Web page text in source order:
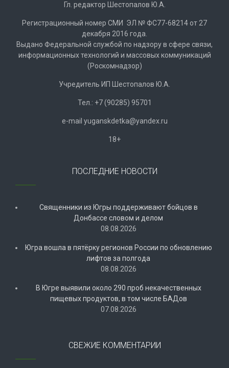
Гл. редактор Шестопалов Ю.А.
Регистрационный номер СМИ ЭЛ № ФС77-68214 от 27
декабря 2016 года.
Выдано Федеральной службой по надзору в сфере связи,
информационных технологий и массовых коммуникаций
(Роскомнадзор)
Учредитель ИП Шестопалов Ю.А.
Тел.: +7 (90285) 95701
e-mail yuganskdetka@yandex.ru
18+
ПОСЛЕДНИЕ НОВОСТИ
Священники из Югры поддерживают бойцов в
Донбассе словом и делом
08.08.2026
Югра вошла в пятёрку регионов России по обновлению
лифтов за полгода
08.08.2026
В Югре выявили около 290 проб некачественных
пищевых продуктов, в том числе БАДов
07.08.2026
СВЕЖИЕ КОММЕНТАРИИ